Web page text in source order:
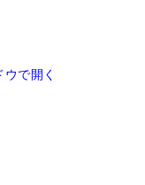
で開く